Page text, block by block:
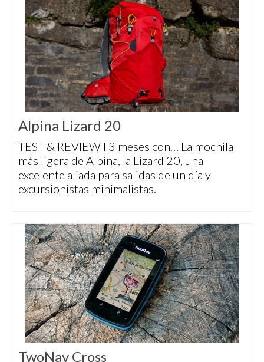
Alpina Lizard 20
TEST & REVIEW I 3 meses con… La mochila
más ligera de Alpina, la Lizard 20, una
excelente aliada para salidas de un día y
excursionistas minimalistas.
TwoNav Cross